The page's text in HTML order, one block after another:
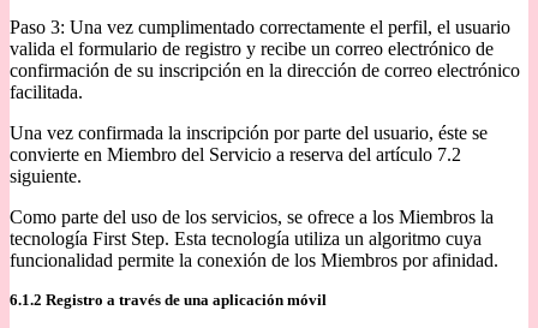
Paso 3: Una vez cumplimentado correctamente el perfil, el usuario
valida el formulario de registro y recibe un correo electrónico de
confirmación de su inscripción en la dirección de correo electrónico
facilitada.
Una vez confirmada la inscripción por parte del usuario, éste se
convierte en Miembro del Servicio a reserva del artículo 7.2
siguiente.
Como parte del uso de los servicios, se ofrece a los Miembros la
tecnología First Step. Esta tecnología utiliza un algoritmo cuya
funcionalidad permite la conexión de los Miembros por afinidad.
6.1.2 Registro a través de una aplicación móvil